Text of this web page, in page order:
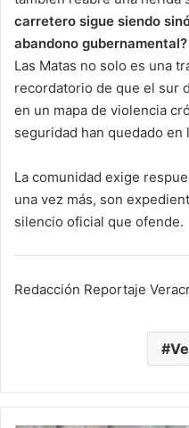
carretero sigue siendo
abandono gubernamental?
Las Matas no solo es una
recordatorio de que el sur
en un mapa de violencia
seguridad han quedado en
La comunidad exige
una vez más, son
silencio oficial que ofende.
Redacción Reportaje